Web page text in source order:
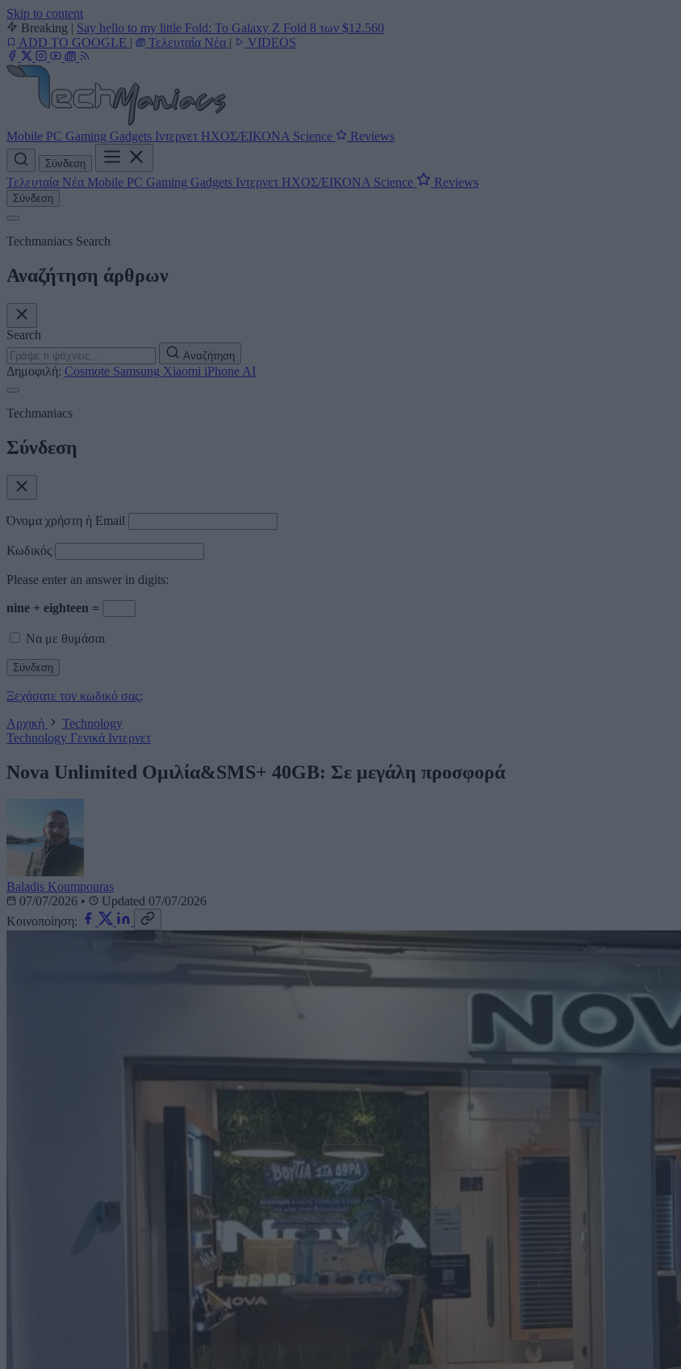
Skip to content
Breaking | Say hello to my little Fold: Το Galaxy Z Fold 8 των $12.560
ADD TO GOOGLE | Τελευταία Νέα | VIDEOS
Mobile PC Gaming Gadgets Ιντερνετ ΗΧΟΣ/ΕΙΚΟΝΑ Science Reviews
Σύνδεση
Τελευταία Νέα Mobile PC Gaming Gadgets Ιντερνετ ΗΧΟΣ/ΕΙΚΟΝΑ Science Reviews
Σύνδεση
Techmaniacs Search
Αναζήτηση άρθρων
Search
Αναζήτηση
Δημοφιλή: Cosmote Samsung Xiaomi iPhone AI
Techmaniacs
Σύνδεση
Όνομα χρήστη ή Email
Κωδικός
Please enter an answer in digits:
nine + eighteen =
Να με θυμάσαι
Ξεχάσατε τον κωδικό σας;
Αρχική
Technology
Technology Γενικά Ιντερνετ
Nova Unlimited Ομιλία&SMS+ 40GB: Σε μεγάλη προσφορά
Baladis Koumpouras
07/07/2026 •
Updated 07/07/2026
Κοινοποίηση: